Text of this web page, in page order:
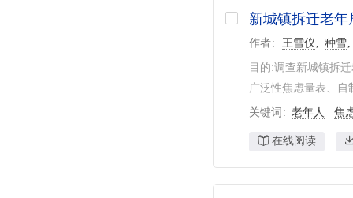
新城镇拆迁老
作者 王雪仪 种雪
目的:调查新城镇拆
广泛性焦虑量表、自
关键词 老年人 焦
在线阅读